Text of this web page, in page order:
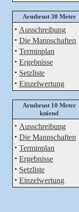
Armbrust 30 Meter
· Ausschreibung
· Die Mannschaften
· Terminplan
· Ergebnisse
· Setzliste
· Einzelwertung
Armbrust 10 Meter
kniend
· Ausschreibung
· Die Mannschaften
· Terminplan
· Ergebnisse
· Setzliste
· Einzelwertung